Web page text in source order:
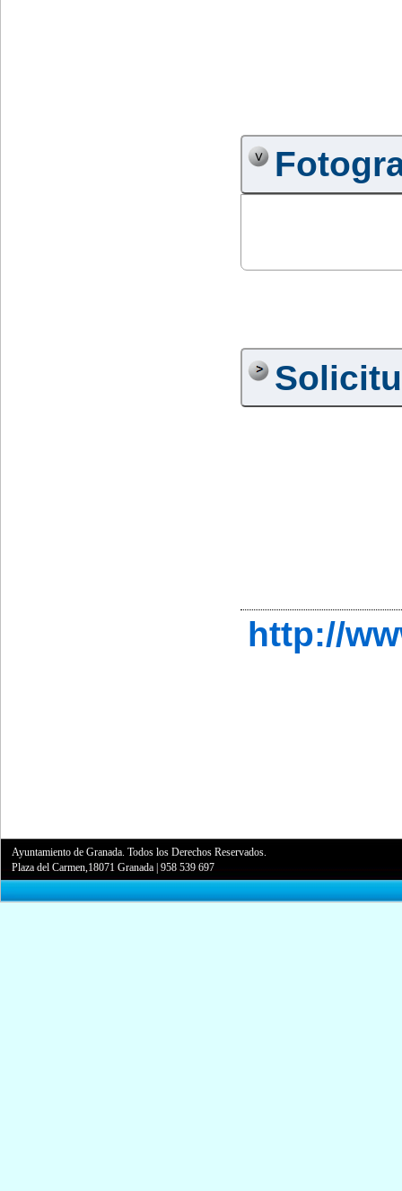
http://
Ayuntamiento de Granada. Todos los Derechos Reservados.
Plaza del Carmen,18071 Granada |958 539 697